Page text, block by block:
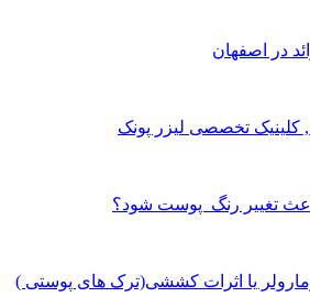
در اصفهان
, کلینیک تخصصی لیزر پونک
تغییر رنگ ‍ پوست شود؟
یا اثرات کششی(ترک های پوستی )